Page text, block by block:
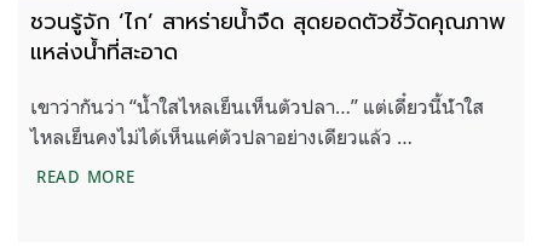
ชวนรู้จัก ‘ไก’ สาหร่ายน้ำจืด สุดยอดตัวชี้วัดคุณภาพ
แหล่งน้ำที่สะอาด
เขาว่ากันว่า “น้ำใสไหลเย็นเห็นตัวปลา…” แต่เดี๋ยวนี้น้ําใส
ไหลเย็นคงไม่ได้เห็นแค่ตัวปลาอย่างเดียวแล้ว …
READ MOREชวนรู้จัก ‘ไก’ สาหร่ายน้ำจืด สุดยอดตัวชี้วัดคุณภาพแห